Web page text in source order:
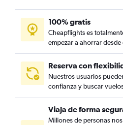
100% gratis
Cheapflights es
empezar a ahorrar
Reserva con
Nuestros usuarios
confianza y buscar
Viaja de forma
Millones de personas